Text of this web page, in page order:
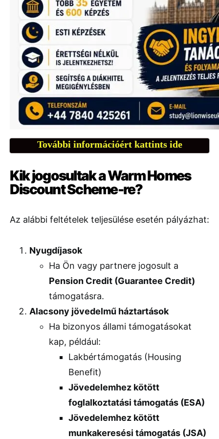
További információért kattints ide
Kik jogosultak a Warm Homes
Discount Scheme-re?
Az alábbi feltételek teljesülése esetén pályázhat:
Nyugdíjasok
Ha Ön vagy partnere jogosult a
Pension Credit (Guarantee Credit)
támogatásra.
Alacsony jövedelmű háztartások
Ha bizonyos állami támogatásokat
kap, például:
Lakbértámogatás (Housing
Benefit)
Jövedelemhez kötött
foglalkoztatási támogatás (ESA)
Jövedelemhez kötött
munkakeresési támogatás (JSA)